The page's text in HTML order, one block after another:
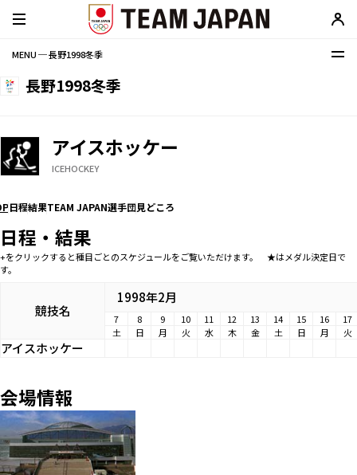
MENU ─ 長野1998冬季
長野1998冬季
アイスホッケー
ICEHOCKEY
日程結果TEAM JAPAN選手団見どころ
日程・結果
+をクリックすると種目ごとのスケジュールをご覧いただけます。 ★はメダル決定日で
す。
競技名
1998年2月
7 8 9 10 11 12 13 14 15 16
17
土
日 月 火 水 木 金 土 日 月 火
アイスホッケー
会場情報